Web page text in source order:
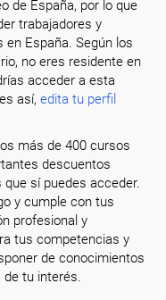
de España, por lo que
trabajadores y
España. Según los
no eres residente en
acceder a esta
así,edita tu perfil
más de 400 cursos
descuentos
que sí puedes acceder.
y cumple con tus
profesional y
tus competencias y
de conocimientos
de tu interés.